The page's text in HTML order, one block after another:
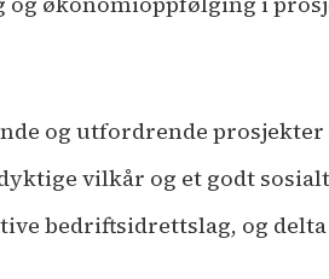
og utfordrende
vilkår og et godt
bedriftsidrettslag, og